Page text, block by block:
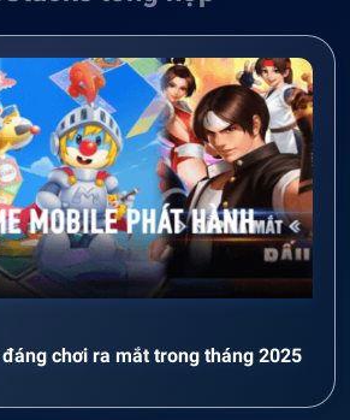
chơi ra mắt trong tháng 2025